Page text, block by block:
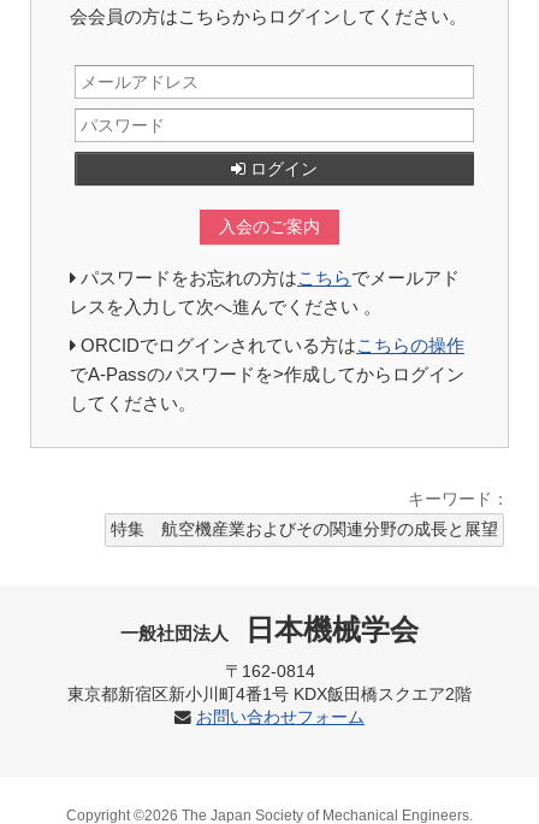
会会員の方はこちらからログインしてください。
ログイン
入会のご案内
パスワードをお忘れの方はこちらでメールアド
レスを入力して次へ進んでください 。
ORCIDでログインされている方はこちらの操作
でA-Passのパスワードを>作成してからログイン
してください。
キーワード：
特集 航空機産業およびその関連分野の成長と展望
一般社団法人 日本機械学会
〒162-0814
東京都新宿区新小川町4番1号 KDX飯田橋スクエア2階
お問い合わせフォーム
Copyright ©2026 The Japan Society of Mechanical Engineers.